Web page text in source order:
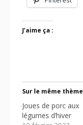
J’aime ça :
Sur le même thème
Joues de porc aux
légumes d’hiver